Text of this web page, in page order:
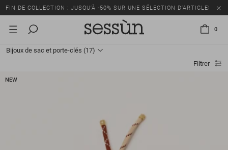
FIN DE COLLECTION : JUSQU’À -50% SUR UNE SÉLECTION D’ARTICLES
0
Bijoux de sac et porte-clés (17)
Filtrer
NEW